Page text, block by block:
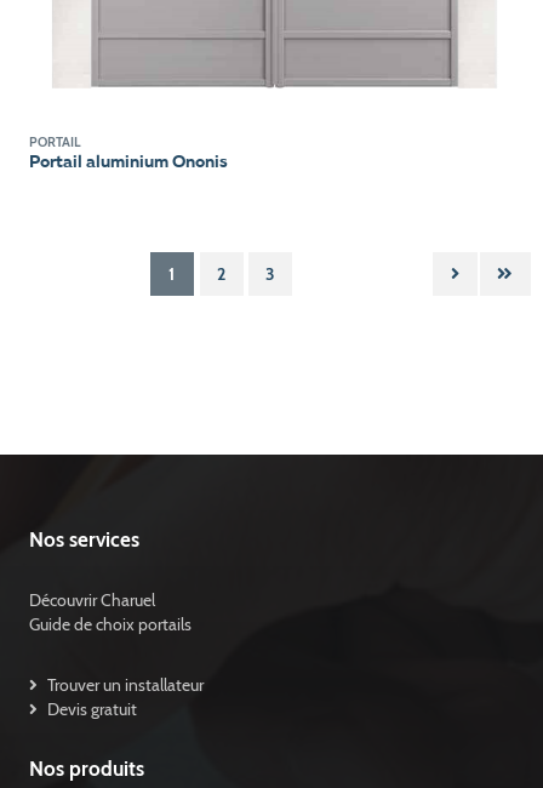
PORTAIL
Portail aluminium Ononis
1 2 3
Nos services
Découvrir Charuel
Guide de choix portails
Trouver un installateur
Devis gratuit
Nos produits